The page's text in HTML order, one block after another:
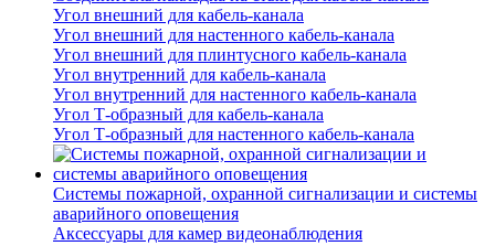
Угол внешний для кабель-канала
Угол внешний для настенного кабель-канала
Угол внешний для плинтусного кабель-канала
Угол внутренний для кабель-канала
Угол внутренний для настенного кабель-канала
Угол Т-образный для кабель-канала
Угол Т-образный для настенного кабель-канала
Системы пожарной, охранной сигнализации и системы
аварийного оповещения
Аксессуары для камер видеонаблюдения